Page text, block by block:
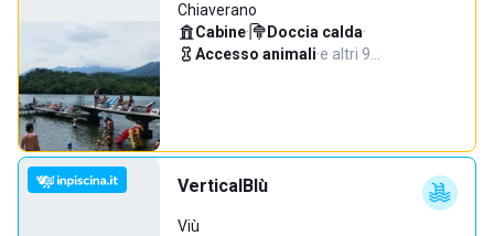
Chiaverano
Cabine· Doccia calda·
Accesso animali·e altri 9…
VerticalBlù
Viù